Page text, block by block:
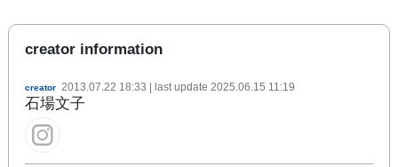
creator information
creator 2013.07.22 18:33 | last update 2025.06.15 11:19
石場文子